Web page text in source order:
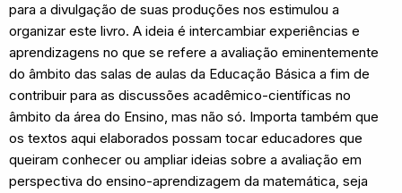
para a divulgação de suas produções nos estimulou a
organizar este livro. A ideia é intercambiar experiências e
aprendizagens no que se refere a avaliação eminentemente
do âmbito das salas de aulas da Educação Básica a fim de
contribuir para as discussões acadêmico-científicas no
âmbito da área do Ensino, mas não só. Importa também que
os textos aqui elaborados possam tocar educadores que
queiram conhecer ou ampliar ideias sobre a avaliação em
perspectiva do ensino-aprendizagem da matemática, seja